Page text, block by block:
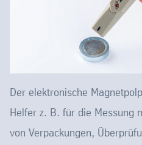
Der elektronische
Helfer z. B. für die Messung
von Verpackungen,